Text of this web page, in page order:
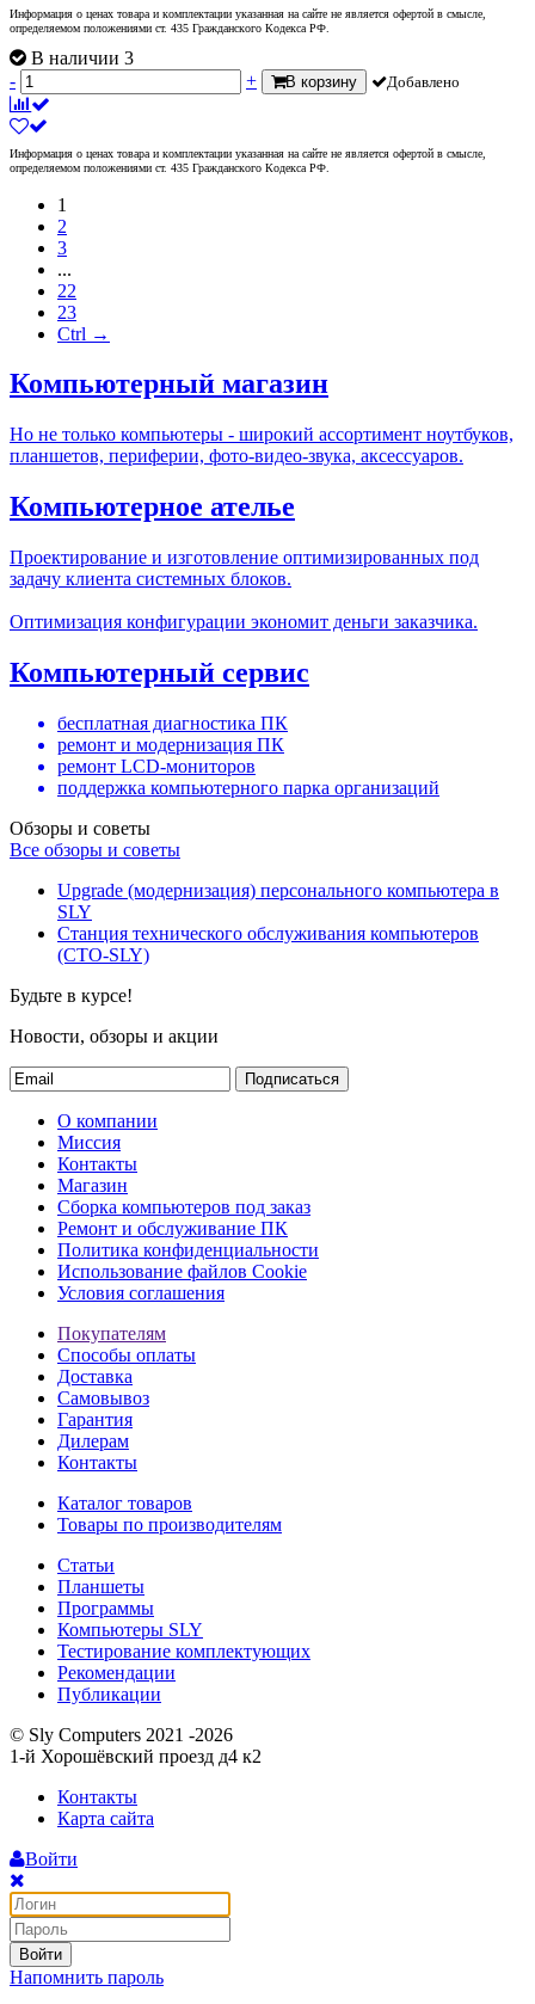
Информация о ценах товара и комплектации указанная на сайте не является офертой в смысле,
определяемом положениями ст. 435 Гражданского Кодекса РФ.
В наличии 3
-
+ В корзину Добавлено
Информация о ценах товара и комплектации указанная на сайте не является офертой в смысле,
определяемом положениями ст. 435 Гражданского Кодекса РФ.
1
2
3
...
22
23
Ctrl →
Компьютерный магазин
Но не только компьютеры - широкий ассортимент ноутбуков,
планшетов, периферии, фото-видео-звука, аксессуаров.
Компьютерное ателье
Проектирование и изготовление оптимизированных под
задачу клиента системных блоков.
Оптимизация конфигурации экономит деньги заказчика.
Компьютерный сервис
бесплатная диагностика ПК
ремонт и модернизация ПК
ремонт LCD-мониторов
поддержка компьютерного парка организаций
Обзоры и советы
Все обзоры и советы
Upgrade (модернизация) персонального компьютера в
SLY
Станция технического обслуживания компьютеров
(СТО-SLY)
Будьте в курсе!
Новости, обзоры и акции
Подписаться
О компании
Миссия
Контакты
Магазин
Сборка компьютеров под заказ
Ремонт и обслуживание ПК
Политика конфиденциальности
Использование файлов Cookie
Условия соглашения
Покупателям
Способы оплаты
Доставка
Самовывоз
Гарантия
Дилерам
Контакты
Каталог товаров
Товары по производителям
Статьи
Планшеты
Программы
Компьютеры SLY
Тестирование комплектующих
Рекомендации
Публикации
© Sly Computers 2021 -2026
1-й Хорошёвский проезд д4 к2
Контакты
Карта сайта
Войти
Войти
Напомнить пароль